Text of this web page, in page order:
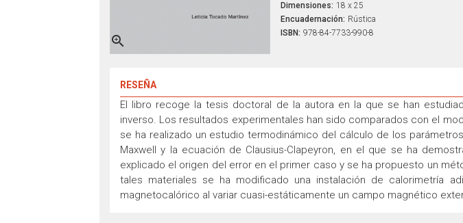

Dimensiones: 18 x 25
Encuadernación: Rústica
ISBN: 978-84-7733-990-8
RESEÑA
El libro recoge la tesis doctoral de la autora en la que se han
inverso. Los resultados experimentales han sido comparados con el
se ha realizado un estudio termodinámico del cálculo de los
Maxwell y la ecuación de Clausius-Clapeyron, en el que se ha
explicado el origen del error en el primer caso y se ha propuesto un
tales materiales se ha modificado una instalación de calorimetría
magnetocalórico al variar cuasi-estáticamente un campo magnético